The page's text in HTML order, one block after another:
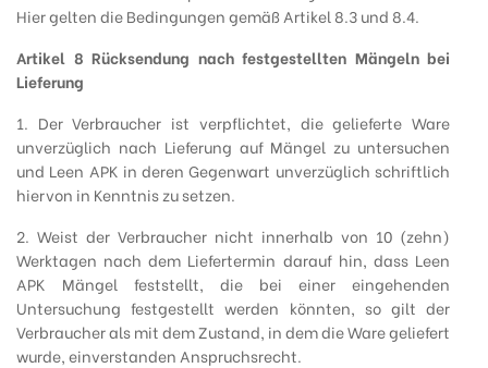
Hier gelten die Bedingungen gemäß Artikel 8.3 und 8.4.
Artikel 8 Rücksendung nach festgestellten Mängeln bei
Lieferung
1. Der Verbraucher ist verpflichtet, die gelieferte Ware
unverzüglich nach Lieferung auf Mängel zu untersuchen
und Leen APK in deren Gegenwart unverzüglich schriftlich
hiervon in Kenntnis zu setzen.
2. Weist der Verbraucher nicht innerhalb von 10 (zehn)
Werktagen nach dem Liefertermin darauf hin, dass Leen
APK Mängel feststellt, die bei einer eingehenden
Untersuchung festgestellt werden könnten, so gilt der
Verbraucher als mit dem Zustand, in dem die Ware geliefert
wurde, einverstanden Anspruchsrecht.